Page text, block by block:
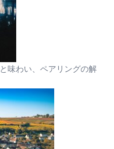
味わい、ペアリングの解